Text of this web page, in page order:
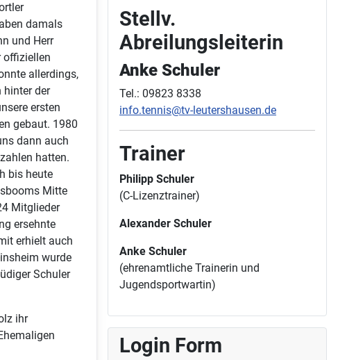
damals
und Herr
offiziellen
allerdings,
hinter der
ersten
gebaut. 1980
dann auch
hatten.
bis heute
Mitte
Mitglieder
ersehnte
erhielt auch
wurde
Schuler
ihr
Stellv.
Abreilungsleiterin
Anke Schuler
Tel.: 09823 8338
info.tennis@tv-leutershausen.de
Trainer
Philipp Schuler
(C-Lizenztrainer)
Alexander Schuler
Anke Schuler
(ehrenamtliche Trainerin und
Jugendsportwartin)
Login Form